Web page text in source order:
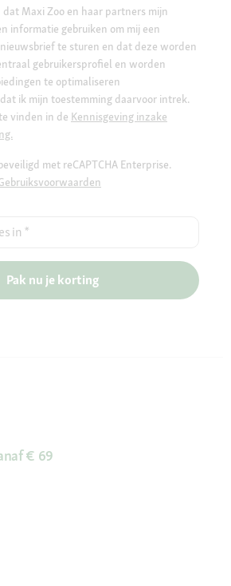
dat Maxi Zoo en haar partners mijn
informatie gebruiken om mij een
te sturen en dat deze worden
gebruikersprofiel en worden
te optimaliseren
ik mijn toestemming daarvoor intrek.
vinden in de Kennisgeving inzake
met reCAPTCHA Enterprise.
in *
Pak nu je korting
€ 69